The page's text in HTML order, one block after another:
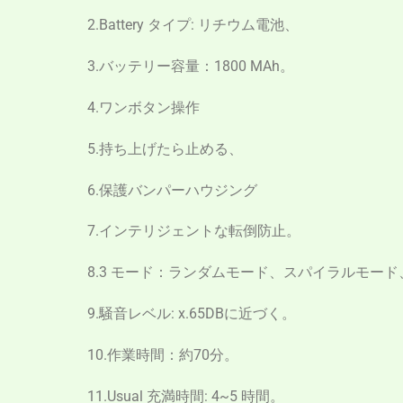
2.Battery タイプ: リチウム電池、
3.バッテリー容量：1800 MAh。
4.ワンボタン操作
5.持ち上げたら止める、
6.保護バンパーハウジング
7.インテリジェントな転倒防止。
8.3 モード：ランダムモード、スパイラルモー
9.騒音レベル: x.65DBに近づく。
10.作業時間：約70分。
11.Usual 充満時間: 4~5 時間。